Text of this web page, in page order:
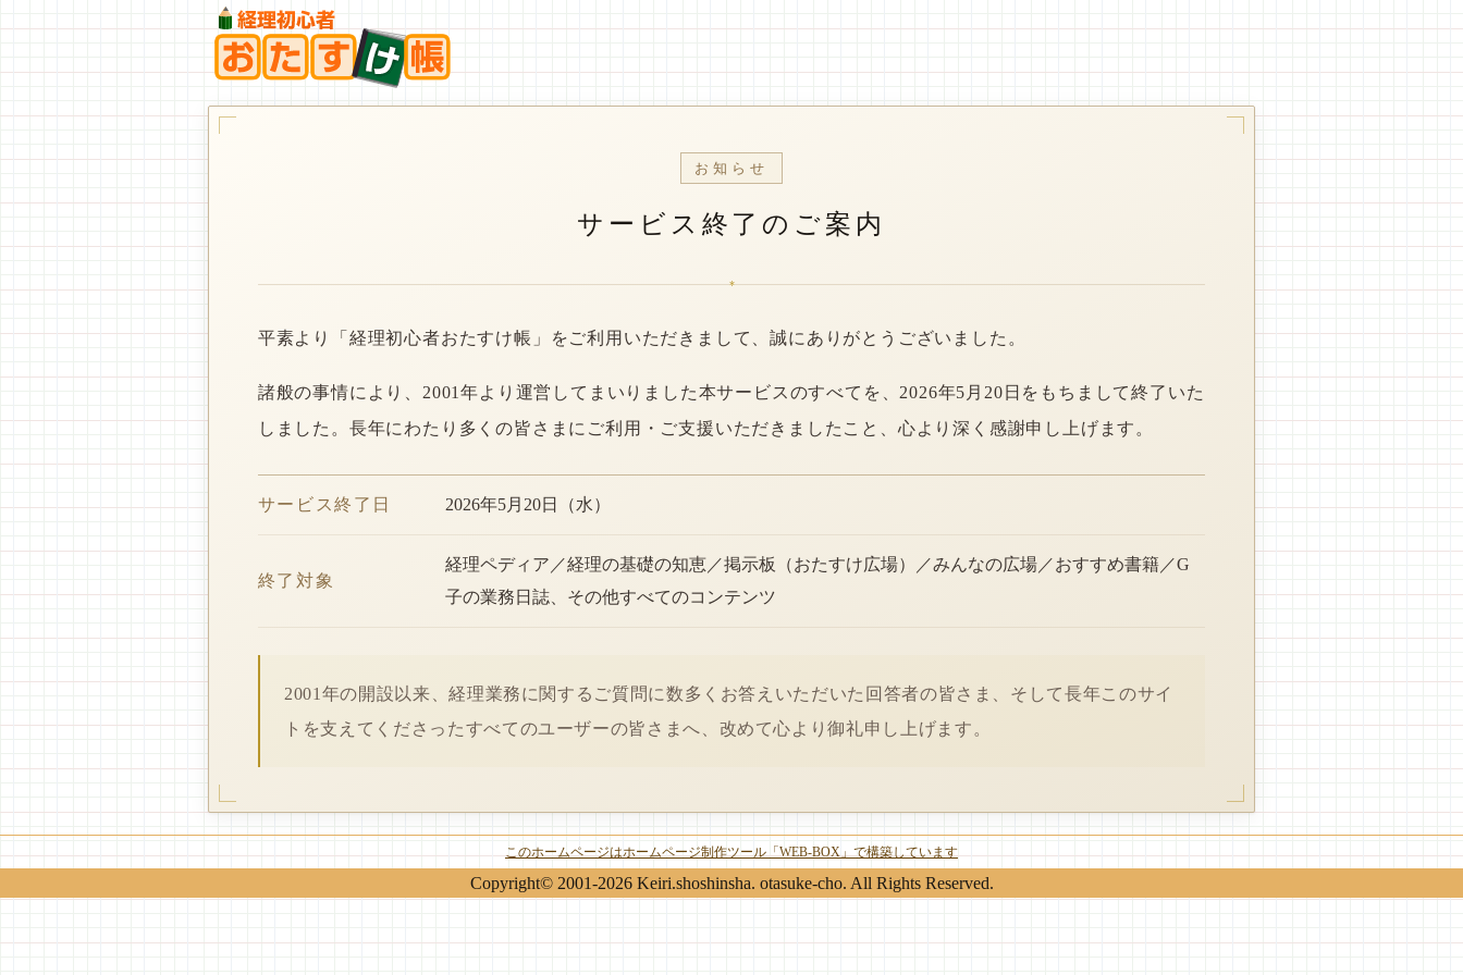
お知らせ
サービス終了のご案内
*
平素より「経理初心者おたすけ帳」をご利用いただきまして、誠にありがとうございました。
諸般の事情により、2001年より運営してまいりました本サービスのすべてを、2026年5月20日をもちまして終了いた
しました。長年にわたり多くの皆さまにご利用・ご支援いただきましたこと、心より深く感謝申し上げます。
サービス終了日 2026年5月20日（水）
終了対象
経理ペディア／経理の基礎の知恵／掲示板（おたすけ広場）／みんなの広場／おすすめ書籍／G
子の業務日誌、その他すべてのコンテンツ
2001年の開設以来、経理業務に関するご質問に数多くお答えいただいた回答者の皆さま、そして長年このサイ
トを支えてくださったすべてのユーザーの皆さまへ、改めて心より御礼申し上げます。
このホームページはホームページ制作ツール「WEB-BOX」で構築しています
Copyright© 2001-2026 Keiri.shoshinsha. otasuke-cho. All Rights Reserved.